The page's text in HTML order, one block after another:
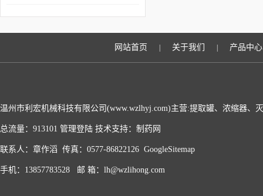
网站首页 关于我们 产品中心
温州市利宏机械科技有限公司(www.wzlhyj.com)主营:提取罐、浓缩器、
总流量：913101 管理登陆 技术支持： 制药网
联系人：章作滔 传真：0577-86822126 GoogleSitemap
手机：13857783528 邮 箱：lh@wzlihong.com